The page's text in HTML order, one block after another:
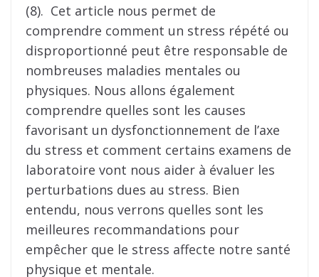
(8). Cet article nous permet de
comprendre comment un stress répété ou
disproportionné peut être responsable de
nombreuses maladies mentales ou
physiques. Nous allons également
comprendre quelles sont les causes
favorisant un dysfonctionnement de l’axe
du stress et comment certains examens de
laboratoire vont nous aider à évaluer les
perturbations dues au stress. Bien
entendu, nous verrons quelles sont les
meilleures recommandations pour
empêcher que le stress affecte notre santé
physique et mentale.